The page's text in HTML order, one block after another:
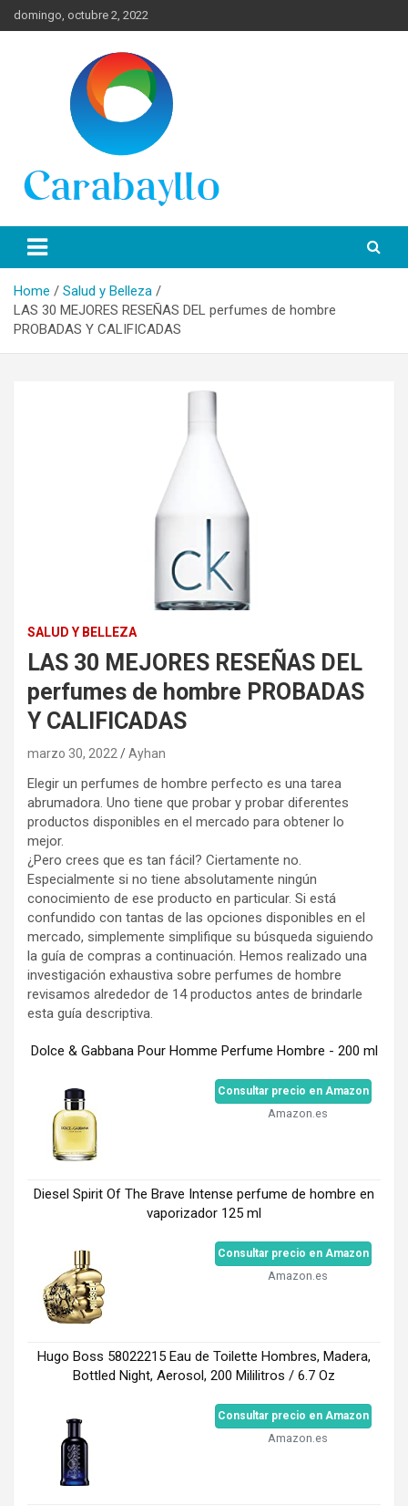
Skip
to
domingo, octubre 2, 2022
Portal de Lima Norte y
Carabayllo
información turística en español de toda España.
Home
Salud y Belleza
LAS 30 MEJORES RESEÑAS DEL perfumes de hombre
PROBADAS Y CALIFICADAS
SALUD Y BELLEZA
LAS 30 MEJORES RESEÑAS DEL
perfumes de hombre PROBADAS
Y CALIFICADAS
marzo 30, 2022 Ayhan
Elegir un perfumes de hombre perfecto es una tarea
abrumadora. Uno tiene que probar y probar diferentes
productos disponibles en el mercado para obtener lo
mejor.
¿Pero crees que es tan fácil? Ciertamente no.
Especialmente si no tiene absolutamente ningún
conocimiento de ese producto en particular. Si está
confundido con tantas de las opciones disponibles en el
mercado, simplemente simplifique su búsqueda siguiendo
la guía de compras a continuación. Hemos realizado una
investigación exhaustiva sobre perfumes de hombre
revisamos alrededor de 14 productos antes de brindarle
esta guía descriptiva.
Dolce & Gabbana Pour Homme Perfume Hombre - 200 ml
Consultar precio en Amazon
Amazon.es
Diesel Spirit Of The Brave Intense perfume de hombre en
vaporizador 125 ml
Consultar precio en Amazon
Amazon.es
Hugo Boss 58022215 Eau de Toilette Hombres, Madera,
Bottled Night, Aerosol, 200 Mililitros / 6.7 Oz
Consultar precio en Amazon
Amazon.es